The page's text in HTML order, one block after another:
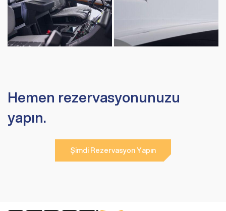
Hemen rezervasyonunuzu
yapın.
Şimdi Rezervasyon Yapın